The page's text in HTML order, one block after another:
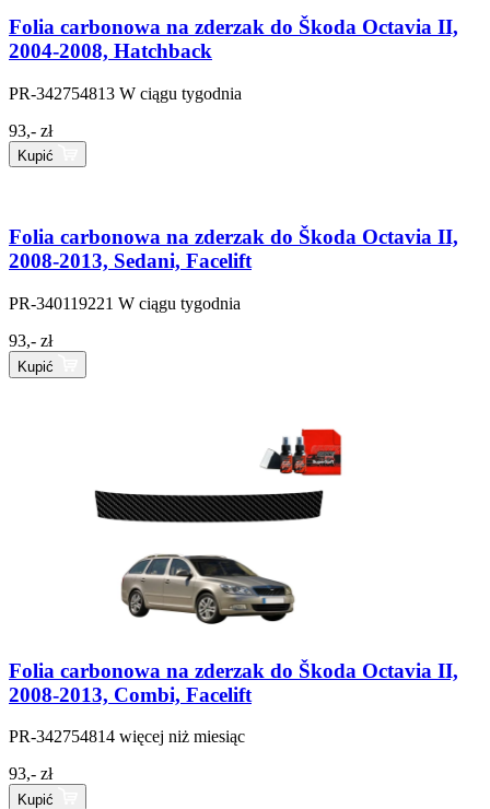
Folia carbonowa na zderzak do Škoda Octavia II,
2004-2008, Hatchback
PR-342754813 W ciągu tygodnia
93,- zł
Kupić
Folia carbonowa na zderzak do Škoda Octavia II,
2008-2013, Sedani, Facelift
PR-340119221 W ciągu tygodnia
93,- zł
Kupić
Folia carbonowa na zderzak do Škoda Octavia II,
2008-2013, Combi, Facelift
PR-342754814 więcej niż miesiąc
93,- zł
Kupić